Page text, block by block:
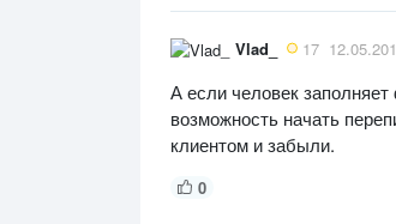
Vlad_ 17
А если человек
возможность начать
клиентом и забыли.
0